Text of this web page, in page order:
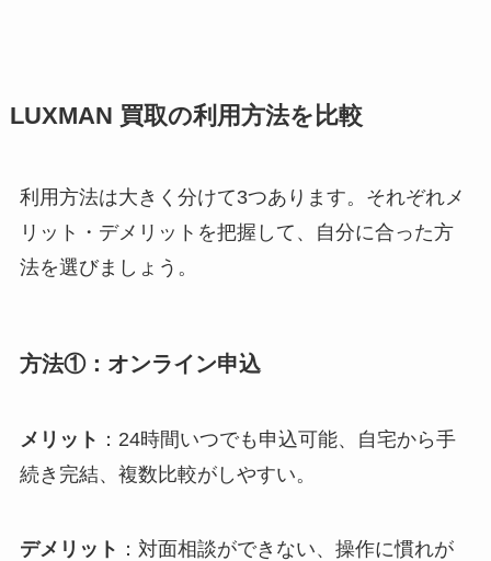
LUXMAN 買取の利用方法を比較
利用方法は大きく分けて3つあります。それぞれメ
リット・デメリットを把握して、自分に合った方
法を選びましょう。
方法①：オンライン申込
メリット ：24時間いつでも申込可能、自宅から手
続き完結、複数比較がしやすい。
デメリット ：対面相談ができない、操作に慣れが